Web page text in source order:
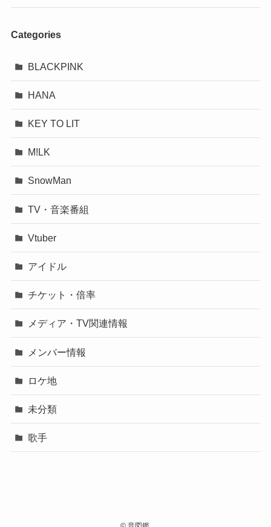
Categories
BLACKPINK
HANA
KEY TO LIT
M!LK
SnowMan
TV・音楽番組
Vtuber
アイドル
チケット・倍率
メディア・TV関連情報
メンバー情報
ロケ地
未分類
歌手